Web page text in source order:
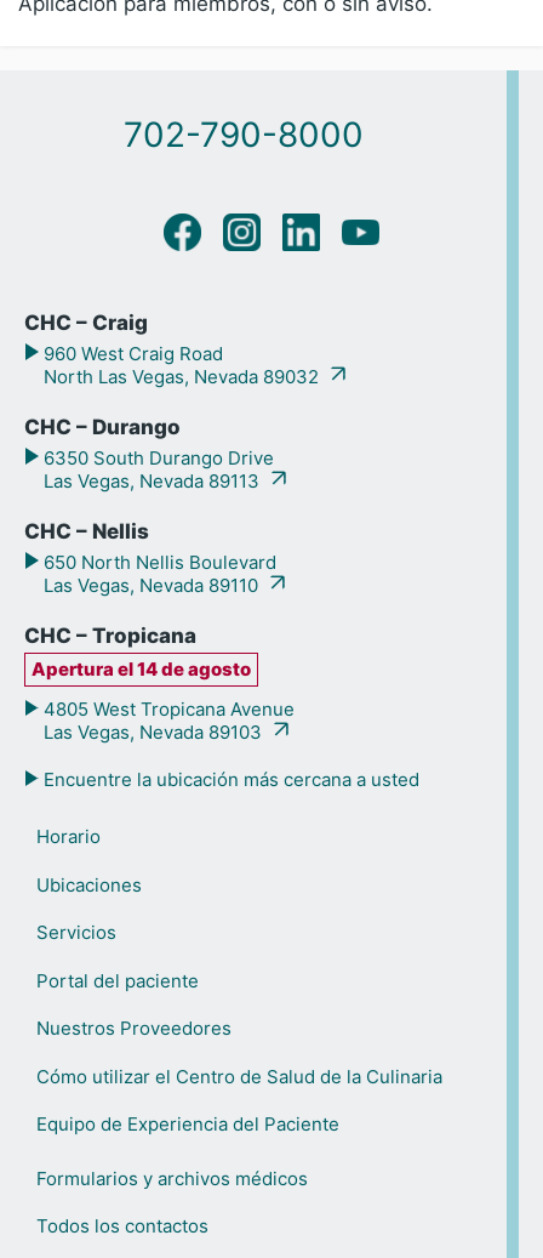
702-790-8000
CHC – Craig
960 West Craig Road
North Las Vegas, Nevada 89032
CHC – Durango
6350 South Durango Drive
Las Vegas, Nevada 89113
CHC – Nellis
650 North Nellis Boulevard
Las Vegas, Nevada 89110
CHC – Tropicana
Apertura el 14 de agosto
4805 West Tropicana Avenue
Las Vegas, Nevada 89103
Encuentre la ubicación más cercana a usted
Horario
Ubicaciones
Servicios
Portal del paciente
Nuestros Proveedores
Cómo utilizar el Centro de Salud de la Culinaria
Equipo de Experiencia del Paciente
Formularios y archivos médicos
Todos los contactos